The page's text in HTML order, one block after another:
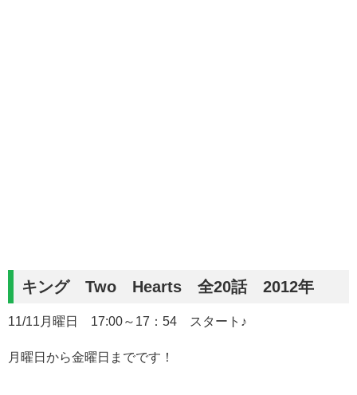
キング Two Hearts 全20話 2012年
11/11月曜日 17:00～17：54 スタート♪
月曜日から金曜日までです！